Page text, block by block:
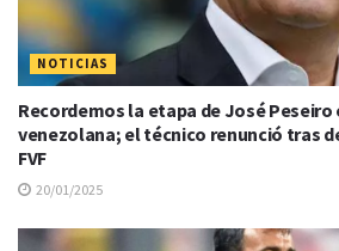
NOTICIAS
Recordemos la etapa de José Peseiro
venezolana; el técnico renunció tras
FVF
20/01/2025